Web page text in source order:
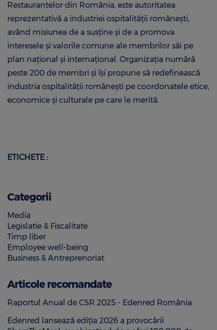
Restaurantelor din România, este autoritatea
reprezentativă a industriei ospitalităţii româneşti,
având misiunea de a susţine şi de a promova
interesele şi valorile comune ale membrilor săi pe
plan naţional şi internaţional. Organizaţia numără
peste 200 de membri şi îşi propune să redefinească
industria ospitalităţii româneşti pe coordonatele etice,
economice şi culturale pe care le merită.
ETICHETE :
Categorii
Media
Legislatie & Fiscalitate
Timp liber
Employee well-being
Business & Antreprenoriat
Articole recomandate
Raportul Anual de CSR 2025 - Edenred România
Edenred lansează ediția 2026 a provocării